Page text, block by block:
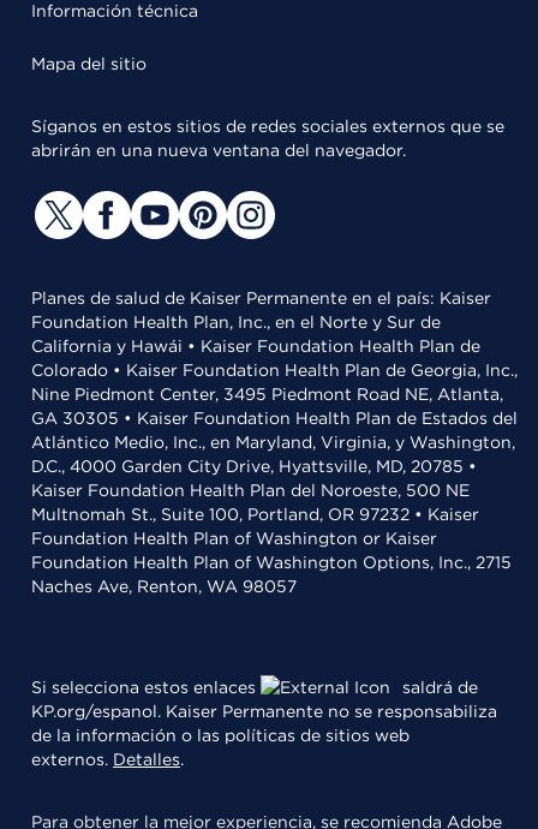
Información técnica
Mapa del sitio
Síganos en estos sitios de redes sociales externos que se
abrirán en una nueva ventana del navegador.
Planes de salud de Kaiser Permanente en el país: Kaiser
Foundation Health Plan, Inc., en el Norte y Sur de
California y Hawái • Kaiser Foundation Health Plan de
Colorado • Kaiser Foundation Health Plan de Georgia, Inc.,
Nine Piedmont Center, 3495 Piedmont Road NE, Atlanta,
GA 30305 • Kaiser Foundation Health Plan de Estados del
Atlántico Medio, Inc., en Maryland, Virginia, y Washington,
D.C., 4000 Garden City Drive, Hyattsville, MD, 20785 •
Kaiser Foundation Health Plan del Noroeste, 500 NE
Multnomah St., Suite 100, Portland, OR 97232 • Kaiser
Foundation Health Plan of Washington or Kaiser
Foundation Health Plan of Washington Options, Inc., 2715
Naches Ave, Renton, WA 98057
Si selecciona estos enlaces
saldrá de
KP.org/espanol. Kaiser Permanente no se responsabiliza
de la información o las políticas de sitios web
externos. Detalles.
Para obtener la mejor experiencia, se recomienda Adobe